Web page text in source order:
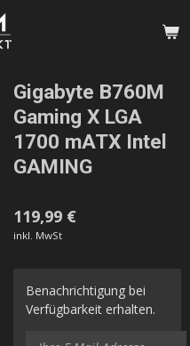
Gigabyte B760M
Gaming X LGA
1700 mATX Intel
GAMING
119,99 €
inkl. MwSt
Benachrichtigung bei
Verfügbarkeit erhalten.